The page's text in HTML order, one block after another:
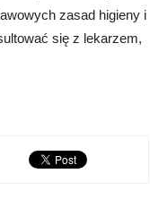
zasad higieny i
się z lekarzem,